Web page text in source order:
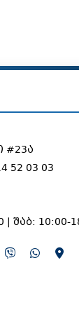
#23ა
52 03 03
შაბ: 10:00-